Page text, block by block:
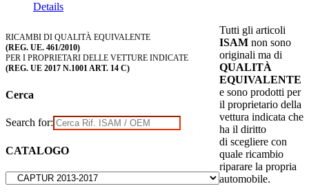
Details
RICAMBI DI QUALITÀ EQUIVALENTE
(REG. UE. 461/2010)
PER I PROPRIETARI DELLE VETTURE INDICATE
(REG. UE 2017 N.1001 ART. 14 C)
Cerca
Search for:
CATALOGO
Tutti gli articoli
ISAM non sono
originali ma di
QUALITÀ
EQUIVALENTE
e sono prodotti per
il proprietario della
vettura indicata che
ha il diritto
di scegliere con
quale ricambio
riparare la propria
automobile.